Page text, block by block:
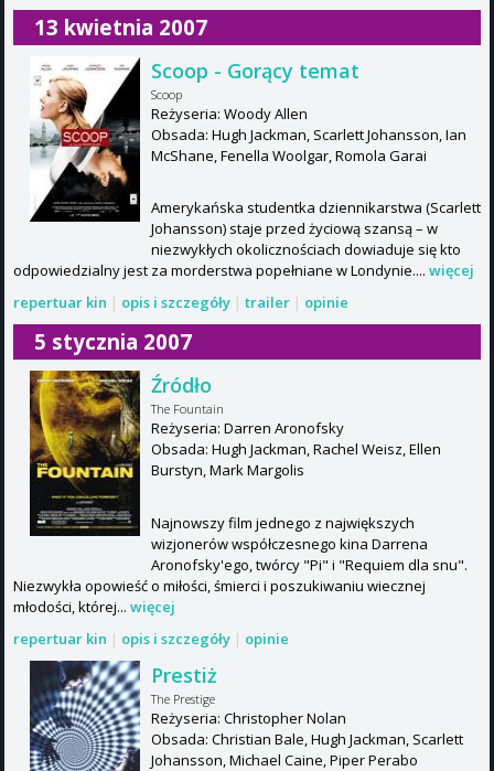
13 kwietnia 2007
Scoop - Gorący temat
Scoop
Reżyseria: Woody Allen
Obsada: Hugh Jackman, Scarlett Johansson, Ian
McShane, Fenella Woolgar, Romola Garai
Amerykańska studentka dziennikarstwa (Scarlett
Johansson) staje przed życiową szansą – w
niezwykłych okolicznościach dowiaduje się kto
odpowiedzialny jest za morderstwa popełniane w Londynie.... więcej
repertuar kin | opis i szczegóły | trailer | opinie
5 stycznia 2007
Źródło
The Fountain
Reżyseria: Darren Aronofsky
Obsada: Hugh Jackman, Rachel Weisz, Ellen
Burstyn, Mark Margolis
Najnowszy film jednego z największych
wizjonerów współczesnego kina Darrena
Aronofsky'ego, twórcy "Pi" i "Requiem dla snu".
Niezwykła opowieść o miłości, śmierci i poszukiwaniu wiecznej
młodości, której... więcej
repertuar kin | opis i szczegóły | opinie
Prestiż
The Prestige
Reżyseria: Christopher Nolan
Obsada: Christian Bale, Hugh Jackman, Scarlett
Johansson, Michael Caine, Piper Perabo